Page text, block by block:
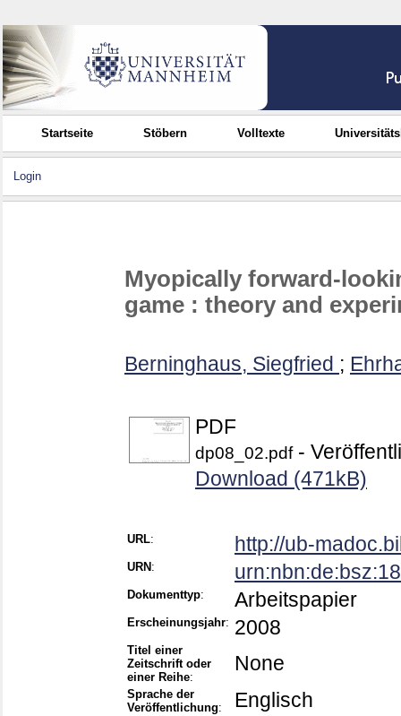
Startseite Stöbern Volltexte
Login
Myopically forward-
game : theory and
Berninghaus, Siegfried ;
PDF
dp08_02.pdf-
Download (471kB)
URL: http://ub-
URN :
Dokumenttyp: Arbeitspapier
Erscheinungsjahr: 2008
Titel einer
Zeitschrift oder
einer Reihe:
None
Sprache der
Veröffentlichung: Englisch